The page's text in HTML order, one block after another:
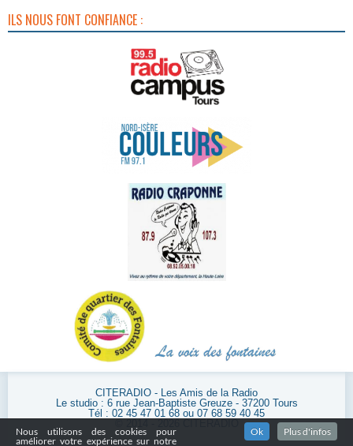
ILS NOUS FONT CONFIANCE :
CITERADIO - Les Amis de la Radio
Le studio : 6 rue Jean-Baptiste Greuze - 37200 Tours
Tél : 02 45 47 01 68 ou 07 68 59 40 45
Nous utilisons des cookies pour
améliorer votre expérience sur notre
Ok Plus d'infos